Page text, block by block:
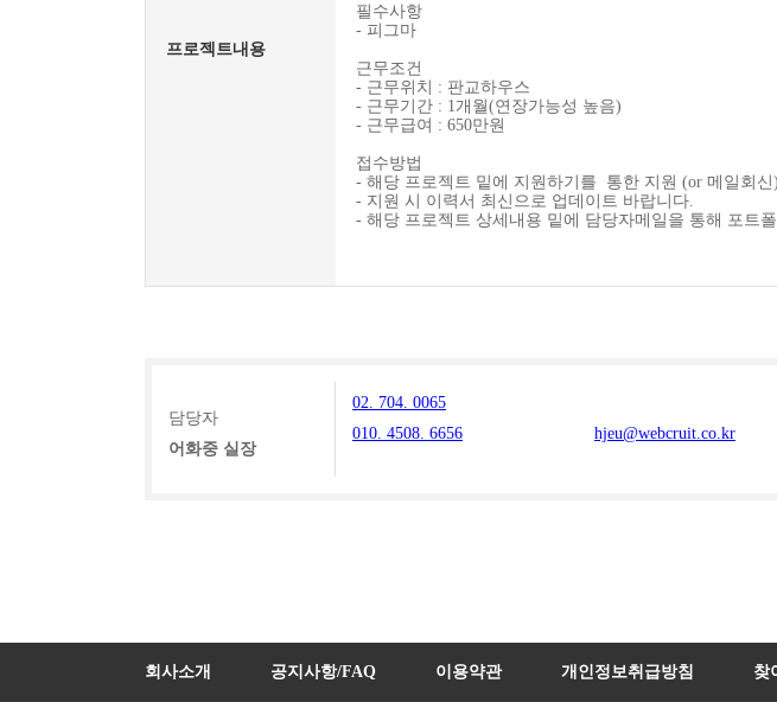
프로젝트내용
필수사항
- 피그마
근무조건
- 근무위치 : 판교하우스
- 근무기간 : 1개월(연장가능성 높음)
- 근무급여 : 650만원
접수방법
- 해당 프로젝트 밑에 지원하기를 통한 지원 (or 메일회신)
- 지원 시 이력서 최신으로 업데이트 바랍니다.
- 해당 프로젝트 상세내용 밑에 담당자메일을 통해 포트
담당자
어화중 실장
02. 704. 0065
010. 4508. 6656
hjeu@webcruit.co.kr
회사소개 공지사항/FAQ 이용약관 개인정보취급방침 찾